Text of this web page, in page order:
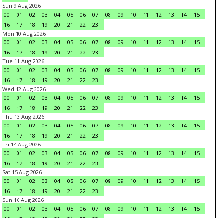
Sun 9 Aug 2026
00
01 02 03 04 05 06 07 08 09 10 11 12 13 14
15
16
17 18 19 20 21 22
23
Mon 10 Aug 2026
00
01 02 03 04 05 06 07 08 09 10 11 12 13 14
15
16
17 18 19 20 21 22
23
Tue 11 Aug 2026
00
01 02 03 04 05 06 07 08 09 10 11 12 13 14
15
16
17 18 19 20 21 22
23
Wed 12 Aug 2026
00
01 02 03 04 05 06 07 08 09 10 11 12 13 14
15
16
17 18 19 20 21 22
23
Thu 13 Aug 2026
00
01 02 03 04 05 06 07 08 09 10 11 12 13 14
15
16
17 18 19 20 21 22
23
Fri 14 Aug 2026
00
01 02 03 04 05 06 07 08 09 10 11 12 13 14
15
16
17 18 19 20 21 22
23
Sat 15 Aug 2026
00
01 02 03 04 05 06 07 08 09 10 11 12 13 14
15
16
17 18 19 20 21 22
23
Sun 16 Aug 2026
00
01 02 03 04 05 06 07 08 09 10 11 12 13 14
15